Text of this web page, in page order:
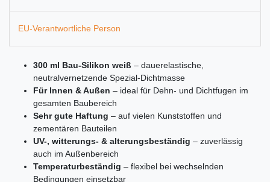
EU-Verantwortliche Person
300 ml Bau-Silikon weiß – dauerelastische,
neutralvernetzende Spezial-Dichtmasse
Für Innen & Außen – ideal für Dehn- und Dichtfugen im
gesamten Baubereich
Sehr gute Haftung – auf vielen Kunststoffen und
zementären Bauteilen
UV-, witterungs- & alterungsbeständig – zuverlässig
auch im Außenbereich
Temperaturbeständig – flexibel bei wechselnden
Bedingungen einsetzbar